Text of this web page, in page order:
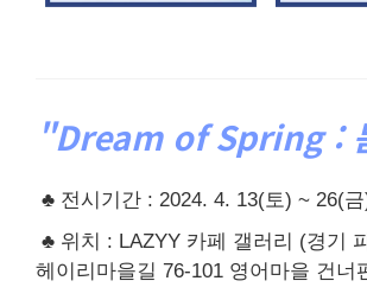
"Dream of Spring :
♣ 전시기간 : 2024. 4. 13(토) ~ 26(
♣ 위치 : LAZYY 카페 갤러리 (경기
헤이리마을길 76-101 영어마을 건너